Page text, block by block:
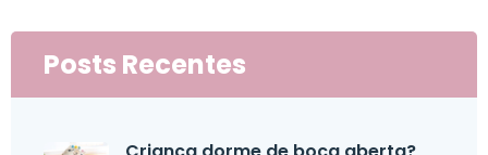
Posts Recentes